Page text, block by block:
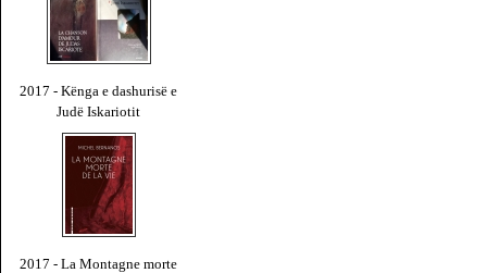
2017 - Kënga e dashurisë e
Judë Iskariotit
2017 - La Montagne morte